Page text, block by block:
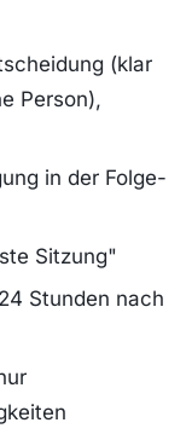
(klar
Person),
in der Folge-
Sitzung"
Stunden nach